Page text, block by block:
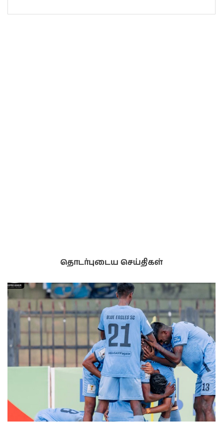
தொடர்புடைய செய்திகள்